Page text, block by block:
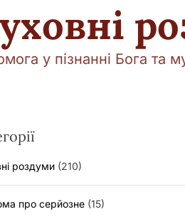
у пізнанні Бога та
роздуми (210)
про серйозне (15)